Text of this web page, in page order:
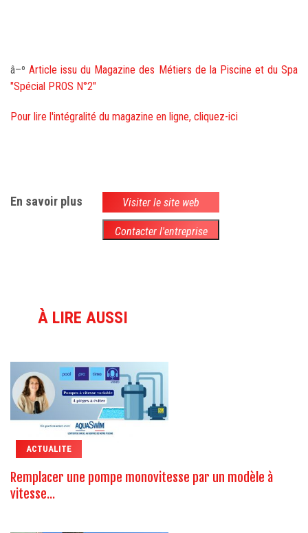
â–ºArticle issu du Magazine des Métiers de la Piscine et du Spa
"Spécial PROS N°2"
Pour lire l'intégralité du magazine en ligne, cliquez-ici
En savoir plus Visiter le site web
Contacter l'entreprise
À LIRE AUSSI
ACTUALITE
Remplacer une pompe monovitesse par un modèle à
vitesse...